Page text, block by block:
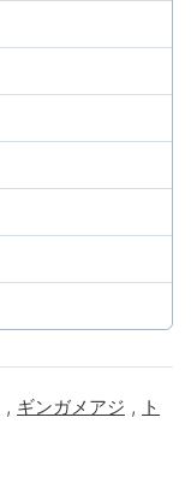
, ギンガメアジ , ト